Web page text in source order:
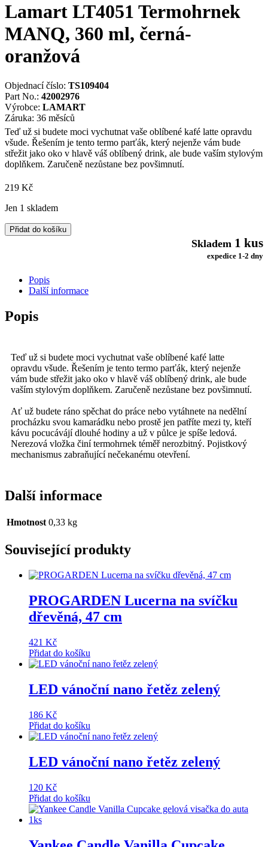
Lamart LT4051 Termohrnek
MANQ, 360 ml, černá-
oranžová
Objednací číslo: TS109404
Part No.: 42002976
Výrobce: LAMART
Záruka: 36 měsíců
Teď už si budete moci vychutnat vaše oblíbené kafé latte opravdu
všude. Řešením je tento termo parťák, který nejenže vám bude
střežit jako oko v hlavě váš oblíbený drink, ale bude vaším stylovým
doplňkem. Zaručeně nezůstane bez povšimnutí.
219 Kč
Jen 1 skladem
Lamart
LT4051
černá-
množství
Přidat do košíku
Skladem 1 kus
expedice 1-2 dny
Popis
Další informace
Popis
Teď už si budete moci vychutnat vaše oblíbené kafé latte
opravdu všude. Řešením je tento termo parťák, který nejenže
vám bude střežit jako oko v hlavě váš oblíbený drink, ale bude
vaším stylovým doplňkem. Zaručeně nezůstane bez povšimnutí.
Ať už budete ráno spěchat do práce nebo vytáhnete na nedělní
procházku svou kamarádku nebo prostě jen patříte mezi ty, kteří
kávu pocucávájí dlouhé hodiny a už v půlce je spíše ledová.
Nerezová vložka činí termohrnek téměř nerozbitný. Pojistkový
mechanismus zabraňující nečekanému otevření.
Další informace
Hmotnost 0,33 kg
Související produkty
PROGARDEN Lucerna na svíčku
dřevěná, 47 cm
421 Kč
Přidat do košíku
LED vánoční nano řetěz zelený
186 Kč
Přidat do košíku
LED vánoční nano řetěz zelený
120 Kč
Přidat do košíku